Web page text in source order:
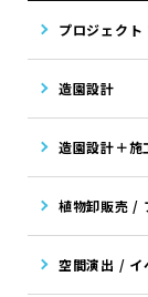
プロジェク
造園設計
造園設計＋施
植物卸販売 /
空間演出 / イ